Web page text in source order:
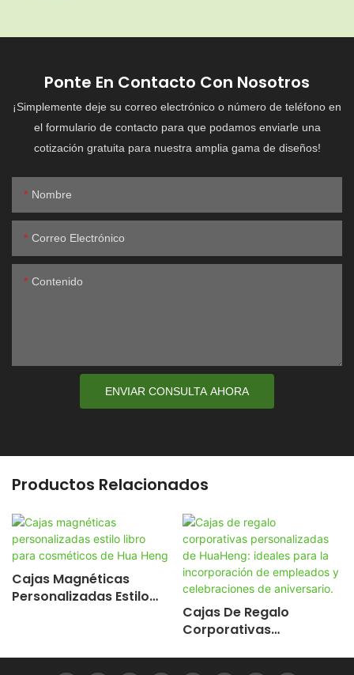
Ponte En Contacto Con Nosotros
¡Simplemente deje su correo electrónico o número de teléfono en
el formulario de contacto para que podamos enviarle una
cotización gratuita para nuestra amplia gama de diseños!
Nombre
Correo Electrónico
Contenido
ENVIAR CONSULTA AHORA
Productos Relacionados
Cajas Magnéticas
Personalizadas Estilo
Cajas De Regalo
Corporativas